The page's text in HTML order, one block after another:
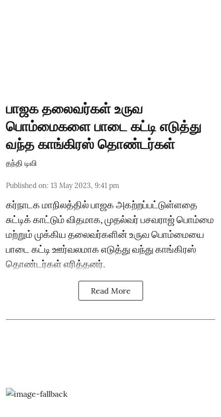
பாஜக தலைவர்கள் உருவ
பொம்மைகளை பாடை கட்டி எடுத்து
வந்த காங்கிரஸ் தொண்டர்கள்
தந்தி டிவி
Published on: 13 May 2023, 9:41 pm
கர்நாடக மாநிலத்தில் பாஜக அகற்றப்பட்டுள்ளதை
சுட்டிக் காட்டும் விதமாக, முதல்வர் பசவராஜ் பொம்மை
மற்றும் முக்கிய தலைவர்களின் உருவ பொம்மையை
பாடை கட்டி ஊர்வலமாக எடுத்து வந்து காங்கிரஸ்
தொண்டர்கள் எரித்தனர்.
Read More